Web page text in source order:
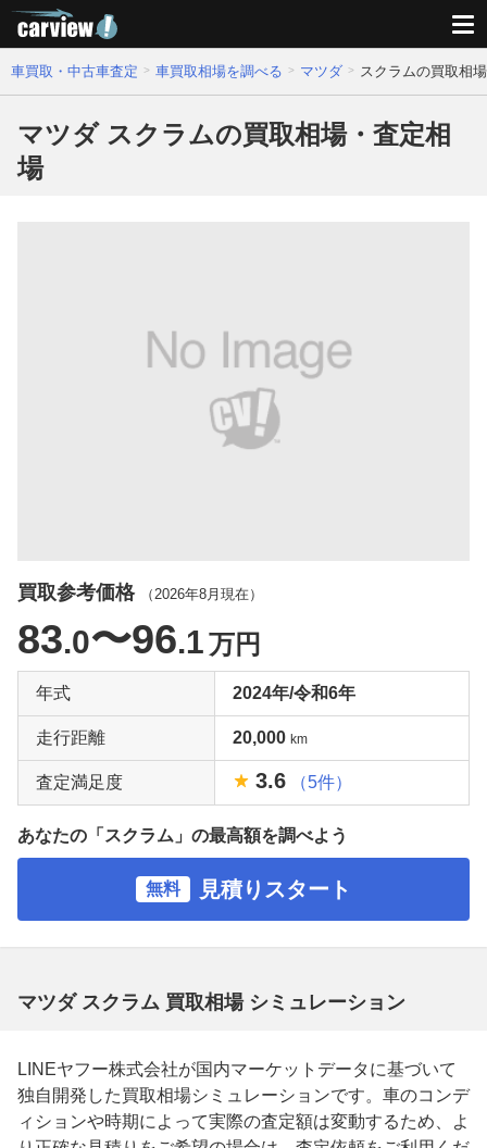
車買取・中古車査定 車買取相場を調べる マツダ スクラムの買取相
マツダ スクラムの買取相場・査定相
場
買取参考価格 （2026年8月 現在）
83.0〜96.1万円
年式 2024年/令和6年
走行距離 20,000 km
査定満足度 3.6 （5件）
あなたの「スクラム」の最高額を調べよう
無料 見積りスタート
マツダ スクラム 買取相場 シミュレーション
LINEヤフー株式会社が国内マーケットデータに基づいて
独自開発した買取相場シミュレーションです。車のコンデ
ィションや時期によって実際の査定額は変動するため、よ